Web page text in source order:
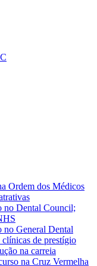
Ordem dos Médicos
no Dental Council;
no General Dental
de prestígio
na carreia
na Cruz Vermelha